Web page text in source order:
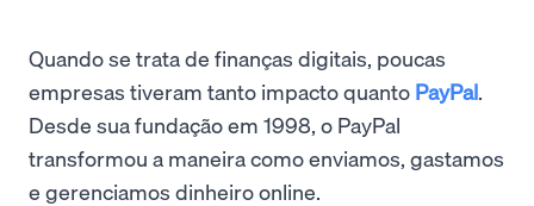
Quando se trata de finanças digitais, poucas
empresas tiveram tanto impacto quanto PayPal.
Desde sua fundação em 1998, o PayPal
transformou a maneira como enviamos, gastamos
e gerenciamos dinheiro online.